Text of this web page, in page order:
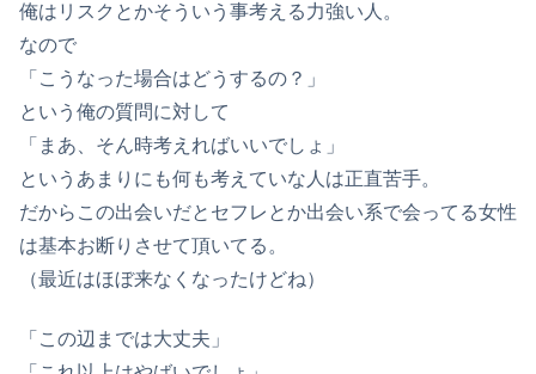
俺はリスクとかそういう事考える力強い人。
なので
「こうなった場合はどうするの？」
という俺の質問に対して
「まあ、そん時考えればいいでしょ」
というあまりにも何も考えていな人は正直苦手。
だからこの出会いだとセフレとか出会い系で会ってる女性
は基本お断りさせて頂いてる。
（最近はほぼ来なくなったけどね）
「この辺までは大丈夫」